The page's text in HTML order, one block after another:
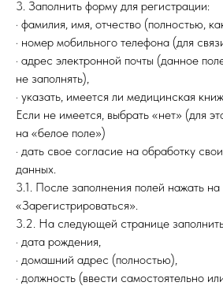
3. Заполнить форму для регистрации:
· фамилия, имя, отчество (полностью,
· номер мобильного телефона (для
· адрес электронной почты (данное
не заполнять),
· указать, имеется ли медицинская
Если не имеется, выбрать «нет» (для
на «белое поле»)
· дать свое согласие на обработку
данных.
3.1. После заполнения полей нажать на
«Зарегистрироваться».
3.2. На следующей странице
· дата рождения,
· домашний адрес (полностью),
· должность (ввести самостоятельно